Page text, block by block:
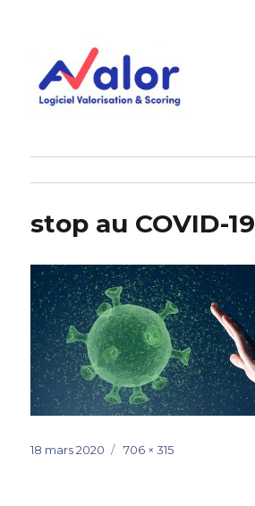
stop au COVID-19
Publié
18 mars 2020
Taille
706 × 315